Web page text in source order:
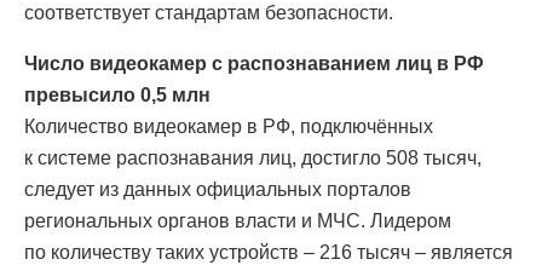
соответствует стандартам безопасности.
Число видеокамер с распознаванием лиц в РФ
превысило 0,5 млн
Количество видеокамер в РФ, подключённых
к системе распознавания лиц, достигло 508 тысяч,
следует из данных официальных порталов
региональных органов власти и МЧС. Лидером
по количеству таких устройств – 216 тысяч – является